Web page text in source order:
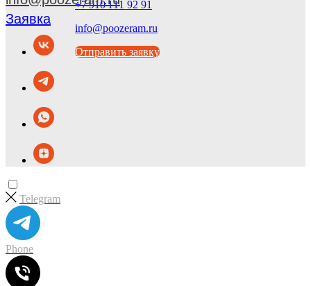
+7 910 111 92 91
info@poozeram.ru
Отправить заявку
Заявка
Telegram
Phone